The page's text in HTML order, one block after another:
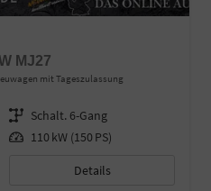
MJ27
mit Tageszulassung
Getriebe Schalt. 6-Gang
Leistung 110 kW (150 PS)
Details